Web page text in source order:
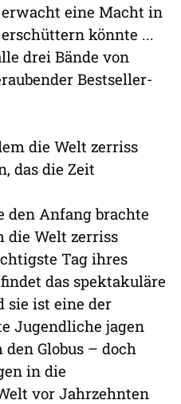
eine Macht in
könnte ...
drei Bände von
Bestseller-
die Welt zerriss
das die Zeit
den Anfang brachte
die Welt zerriss
Tag ihres
das spektakuläre
sie ist eine der
Jugendliche jagen
Globus – doch
in die
vor Jahrzehnten